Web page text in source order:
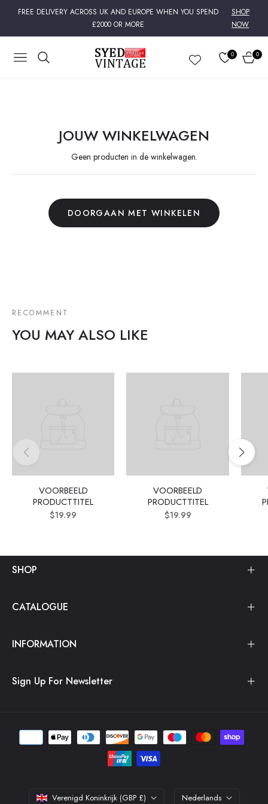
FREE DELIVERY ACROSS UK AND EUROPE WHEN YOU SPEND
£2000 OR MORE
SHOP
NOW
NAVIGATION
0 0
JOUW WINKELWAGEN
Geen producten in de winkelwagen.
DOORGAAN MET WINKELEN
RECOMMENT
YOU MAY ALSO LIKE
VOORBEELD
PRODUCTTITEL
$19.99
VOORBEELD
PRODUCTTITEL
$19.99
SHOP
CATALOGUE
INFORMATION
Sign Up For Newsletter
Verenigd Koninkrijk (GBP £) Nederlands